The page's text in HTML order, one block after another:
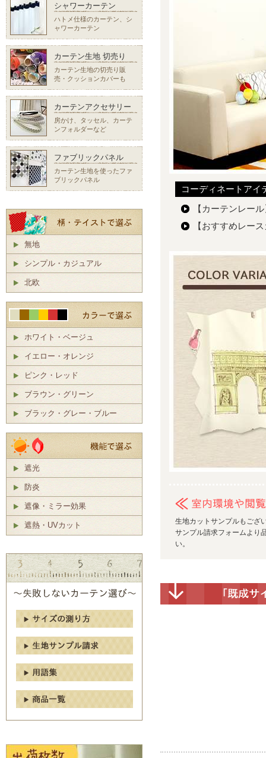
コーディネートアイ
【カーテンレー
【おすすめレー
生地カットサンプルもござ
サンプル請求フォームより
い。
シャワーカーテン
ハトメ仕様のカーテン、シ
ャワーカーテン
カーテン生地 切売り
カーテン生地の切売り販
売・クッションカバーも
カーテンアクセサリー
房かけ、タッセル、カーテ
ンフォルダーなど
ファブリックパネル
カーテン生地を使ったファ
ブリックパネル
無地
シンプル・カジュアル
北欧
ホワイト・ベージュ
イエロー・オレンジ
ピンク・レッド
ブラウン・グリーン
ブラック・グレー・ブルー
遮光
防炎
遮像・ミラー効果
遮熱・UVカット